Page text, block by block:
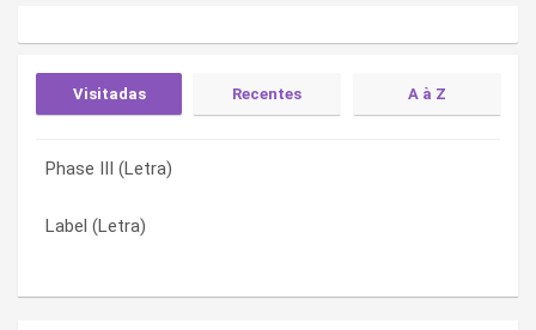
Visitadas Recentes A à Z
Phase III (Letra)
Label (Letra)
Label (Letra)
Phase III (Letra)
Label (Letra)
Phase III (Letra)